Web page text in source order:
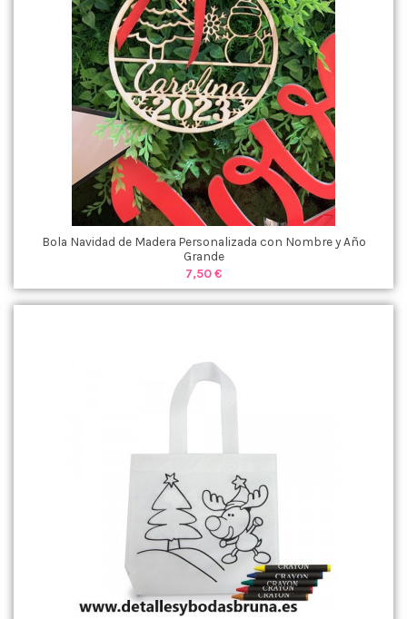
Bola Navidad de Madera Personalizada con Nombre y Año
Grande
7,50 €